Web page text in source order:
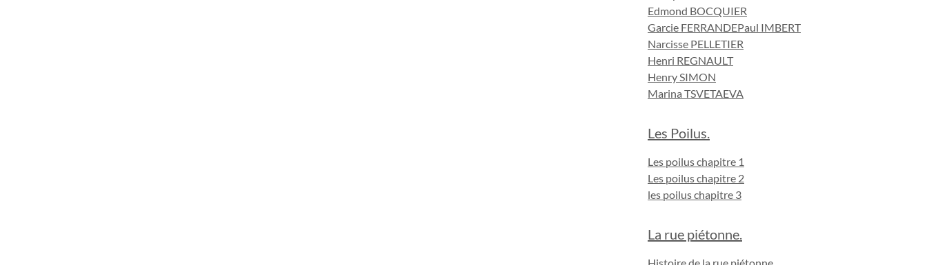
Edmond BOCQUIER
Garcie FERRANDEPaul IMBERT
Narcisse PELLETIER
Henri REGNAULT
Henry SIMON
Marina TSVETAEVA
Les Poilus.
Les poilus chapitre 1
Les poilus chapitre 2
les poilus chapitre 3
La rue piétonne.